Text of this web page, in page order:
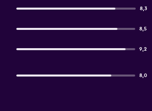
8,3
8,5
9,2
8,0